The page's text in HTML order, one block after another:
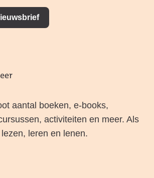
aantal boeken, e-books,
activiteiten en meer. Als
leren en lenen.